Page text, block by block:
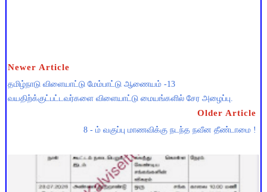
Newer Article
தமிழ்நாடு விளையாட்டு மேம்பாட்டு ஆணையம் -13
வயதிற்க்குட்பட்டவர்களை விளையாட்டு மையங்களில் சேர அழைப்பு.
Older Article
8 - ம் வகுப்பு மாணவிக்கு நடந்த நவீன தீண்டாமை !